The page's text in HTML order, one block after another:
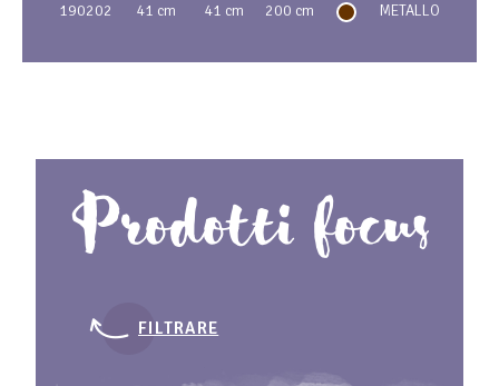
190202 41 cm 41 cm 200 cm METALLO
Prodotti focus
FILTRARE